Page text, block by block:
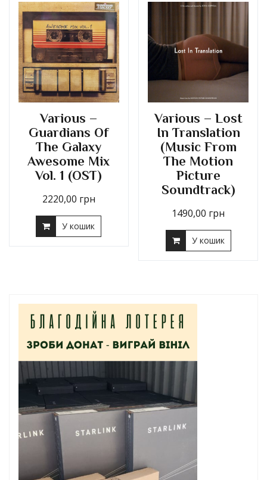
Various –
Guardians Of
The Galaxy
Awesome Mix
Vol. 1 (OST)
2220,00 грн
У кошик
Various – Lost
In Translation
(Music From
The Motion
Picture
Soundtrack)
1490,00 грн
У кошик